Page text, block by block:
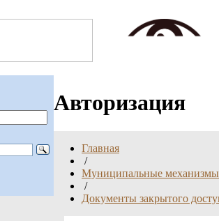
Авторизация
Главная
/
Муниципальные механизмы
/
Документы закрытого